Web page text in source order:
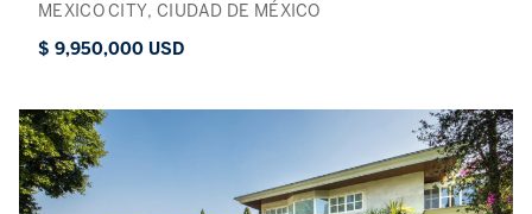
MEXICO CITY, CIUDAD DE MÉXICO
$ 9,950,000 USD